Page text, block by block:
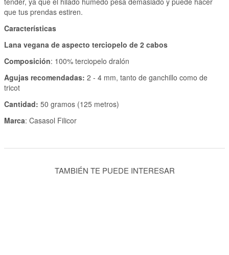
que tus prendas estiren.
Características
Lana vegana de aspecto terciopelo de 2 cabos
Composición: 100% terciopelo dralón
Agujas recomendadas: 2 - 4 mm, tanto de ganchillo como de
tricot
Cantidad: 50 gramos (125 metros)
Marca: Casasol Filicor
TAMBIÉN TE PUEDE INTERESAR